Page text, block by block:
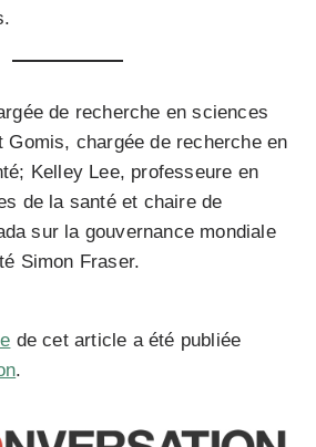
de recherche en sciences
Gomis, chargée de recherche en
Kelley Lee, professeure en
de la santé et chaire de
sur la gouvernance mondiale
Simon Fraser.
de cet article a été publiée
.